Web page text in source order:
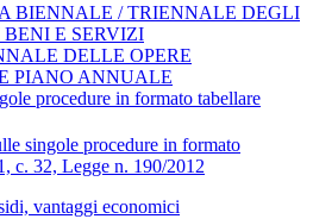
BIENNALE / TRIENNALE DEGLI
E SERVIZI
DELLE OPERE
PIANO ANNUALE
procedure in formato tabellare
singole procedure in formato
c. 32, Legge n. 190/2012
vantaggi economici